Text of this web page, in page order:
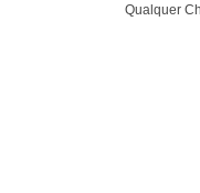
Qualquer